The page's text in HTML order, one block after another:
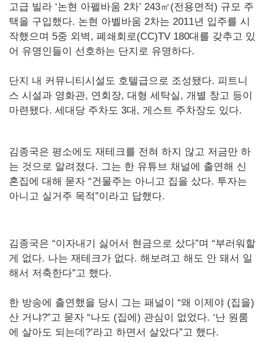
고급 빌라 ‘논현 아펠바움 2차’ 243㎡(전용면적) 규모 주
택을 구입했다. 논현 아벨바움 2차는 2011년 입주를 시
작했으며 5중 외벽, 폐쇄회로(CC)TV 180대를 갖추고 있
어 유명인들이 선호하는 단지로 유명하다.
단지 내 커뮤니티시설도 호텔급으로 조성됐다. 피트니
스 시설과 영화관, 연회장, 대형 세탁실, 개별 창고 등이
마련됐다. 세대당 주차도 3대, 게스트 주차장도 있다.
김종국은 평소에도 재테크를 전혀 하지 않고 저금만 하
는 것으로 알려졌다. 그는 한 유튜브 채널에 출연해 신
혼집에 대해 묻자 “건물주는 아니고 집을 샀다. 투자는
아니고 실거주 목적”이라고 답했다.
김종국은 “이자내기 싫어서 현금으로 샀다”며 “부러워할
게 없다. 나는 재테크가 없다. 해보려고 해도 안 돼서 일
해서 저축한다”고 했다.
한 방송에 출연했을 당시 그는 패널이 “왜 이제야 (집을)
산 거냐?”고 묻자 “나도 (집에) 관심이 없었다. ‘난 원룸
에 살아도 되는데?’라고 하면서 살았다”고 했다.